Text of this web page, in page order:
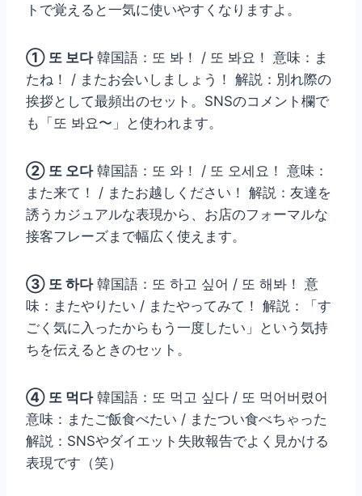
トで覚えると一気に使いやすくなりますよ。
① 또 보다韓国語：또 봐！ / 또 봐요！ 意味：ま
たね！ / またお会いしましょう！ 解説：別れ際の
挨拶として最頻出のセット。SNSのコメント欄で
も「또 봐요〜」と使われます。
② 또 오다韓国語：또 와！ / 또 오세요！ 意味：
また来て！ / またお越しください！ 解説：友達を
誘うカジュアルな表現から、お店のフォーマルな
接客フレーズまで幅広く使えます。
③ 또 하다韓国語：또 하고 싶어 / 또 해봐！ 意
味：またやりたい / またやってみて！ 解説：「す
ごく気に入ったからもう一度したい」という気持
ちを伝えるときのセット。
④ 또 먹다韓国語：또 먹고 싶다 / 또 먹어버렸어
意味：またご飯食べたい / またつい食べちゃった
解説：SNSやダイエット失敗報告でよく見かける
表現です（笑）